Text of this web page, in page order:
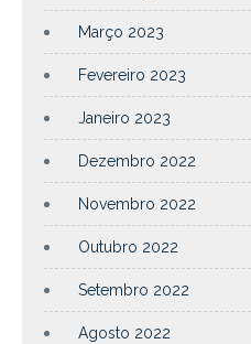
Março 2023
Fevereiro 2023
Janeiro 2023
Dezembro 2022
Novembro 2022
Outubro 2022
Setembro 2022
Agosto 2022